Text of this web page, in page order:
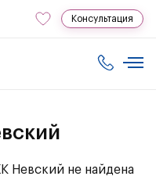
Консультация
Невский не найдена